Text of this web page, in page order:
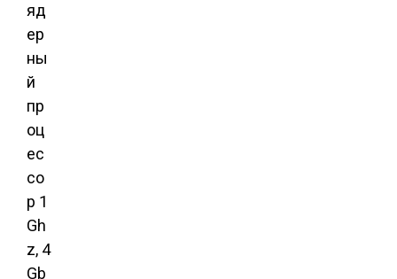
яд
ер
ны
й
пр
оц
ес
со
р 1
Gh
z, 4
Gb